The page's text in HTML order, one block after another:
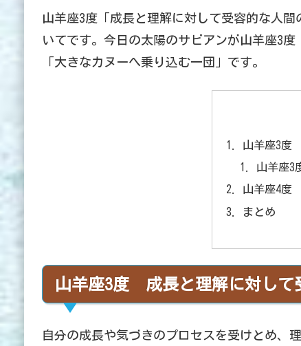
山羊座3度「成長と理解に対して受容的な人
いてです。今日の太陽のサビアンが山羊座3
「大きなカヌーへ乗り込む一団」です。
山羊座3度
山羊座3
山羊座4度
まとめ
山羊座3度 成長と理解に対して
自分の成長や気づきのプロセスを受けとめ、